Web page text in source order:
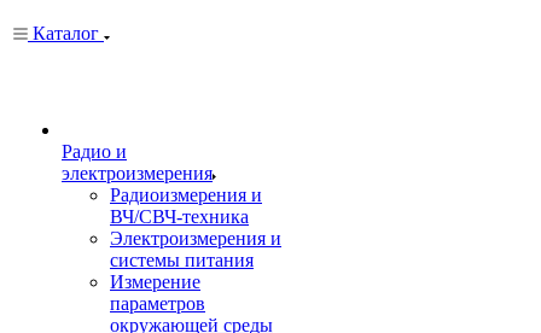
Каталог
Радио и
электроизмерения
Радиоизмерения и
ВЧ/СВЧ-техника
Электроизмерения и
системы питания
Измерение
параметров
окружающей среды